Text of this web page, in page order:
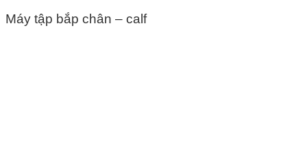
Máy tập bắp chân – calf